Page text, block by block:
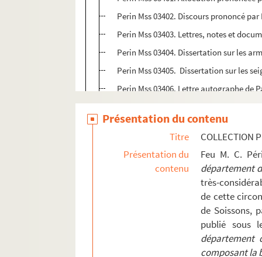
Perin Mss 03402. Discours prononcé
Perin Mss 03403. Lettres, notes et
Perin Mss 03404. Dissertation sur les
Perin Mss 03405. Dissertation sur les
Perin Mss 03406. Lettre autographe de
Perin Mss 03409. Essai historique sur
Perin Mss 03414. Un épisode de la
Perin Mss 03417. Notice nécrologique
Saint-Aubin
Saint-Christophe-à-Berry
Présentation du contenu
Titre
COLLECTION
Présentation du
contenu
Feu M. C.
département
très-
de cette
de Soissons,
publié sous
département
composant la